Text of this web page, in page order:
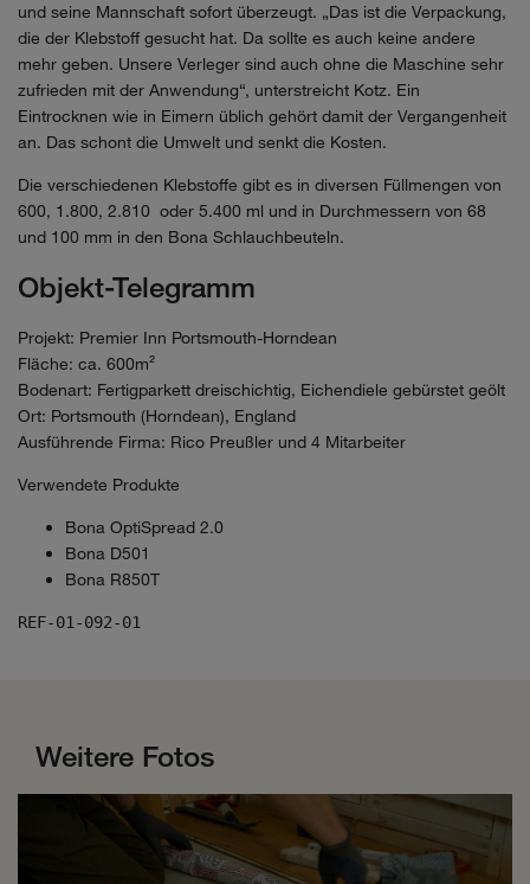
und seine Mannschaft sofort überzeugt. „Das ist die Verpackung,
die der Klebstoff gesucht hat. Da sollte es auch keine andere
mehr geben. Unsere Verleger sind auch ohne die Maschine sehr
zufrieden mit der Anwendung“, unterstreicht Kotz. Ein
Eintrocknen wie in Eimern üblich gehört damit der Vergangenheit
an. Das schont die Umwelt und senkt die Kosten.
Die verschiedenen Klebstoffe gibt es in diversen Füllmengen von
600, 1.800, 2.810 oder 5.400 ml und in Durchmessern von 68
und 100 mm in den Bona Schlauchbeuteln.
Objekt-Telegramm
Projekt: Premier Inn Portsmouth-Horndean
Fläche: ca. 600m²
Bodenart: Fertigparkett dreischichtig, Eichendiele gebürstet geölt
Ort: Portsmouth (Horndean), England
Ausführende Firma: Rico Preußler und 4 Mitarbeiter
Verwendete Produkte
Bona OptiSpread 2.0
Bona D501
Bona R850T
REF-01-092-01
Weitere Fotos